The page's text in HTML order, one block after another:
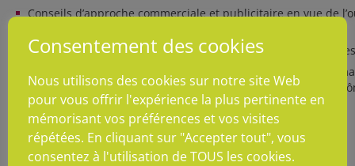
Conseils d’approche commerciale et publicitaire en vue de
Remise des éléments nécessaires à l’élaboration des
Formation technique et commerciale, dont un stage de
totale de 4 jours, qui se déroule au siège de Môme Sweet
Remise du manuel d’exploitation
Après l’ouverture de la franchise
Consentement des cookies
Nous utilisons des cookies sur notre site Web
pour vous offrir l'expérience la plus pertinente en
mémorisant vos préférences et vos visites
répétées. En cliquant sur "Accepter tout", vous
consentez à l'utilisation de TOUS les cookies.